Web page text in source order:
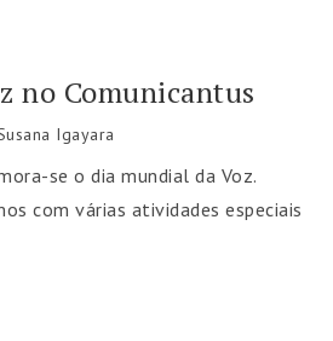
no Comunicantus
Igayara
se o dia mundial da Voz.
com várias atividades especiais